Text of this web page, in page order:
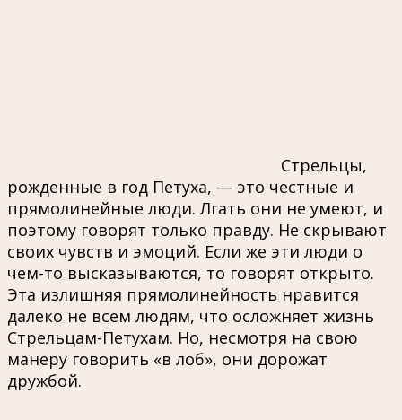
Стрельцы,
рожденные в год Петуха, — это честные и
прямолинейные люди. Лгать они не умеют, и
поэтому говорят только правду. Не скрывают
своих чувств и эмоций. Если же эти люди о
чем-то высказываются, то говорят открыто.
Эта излишняя прямолинейность нравится
далеко не всем людям, что осложняет жизнь
Стрельцам-Петухам. Но, несмотря на свою
манеру говорить «в лоб», они дорожат
дружбой.